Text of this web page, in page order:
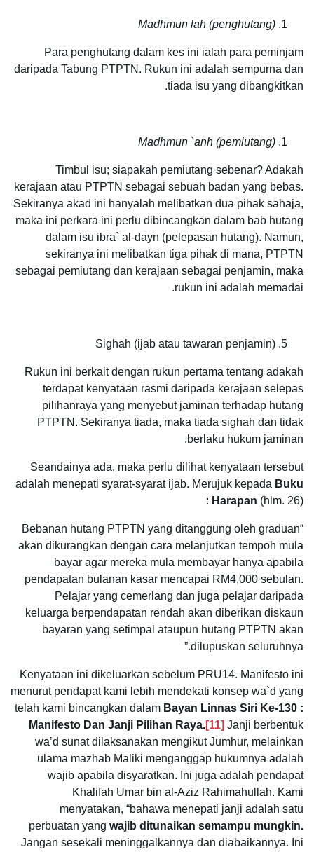
Madhmun lah (penghutang)
Para penghutang dalam kes ini ialah para peminjam
daripada Tabung PTPTN. Rukun ini adalah sempurna dan
tiada isu yang dibangkitkan.
Madhmun `anh (pemiutang)
Timbul isu; siapakah pemiutang sebenar? Adakah
kerajaan atau PTPTN sebagai sebuah badan yang bebas.
Sekiranya akad ini hanyalah melibatkan dua pihak sahaja,
maka ini perkara ini perlu dibincangkan dalam bab hutang
dalam isu ibra` al-dayn (pelepasan hutang). Namun,
sekiranya ini melibatkan tiga pihak di mana, PTPTN
sebagai pemiutang dan kerajaan sebagai penjamin, maka
rukun ini adalah memadai.
Sighah (ijab atau tawaran penjamin)
Rukun ini berkait dengan rukun pertama tentang adakah
terdapat kenyataan rasmi daripada kerajaan selepas
pilihanraya yang menyebut jaminan terhadap hutang
PTPTN. Sekiranya tiada, maka tiada sighah dan tidak
berlaku hukum jaminan.
Seandainya ada, maka perlu dilihat kenyataan tersebut
adalah menepati syarat-syarat ijab. Merujuk kepada Buku
Harapan (hlm. 26) :
“Bebanan hutang PTPTN yang ditanggung oleh graduan
akan dikurangkan dengan cara melanjutkan tempoh mula
bayar agar mereka mula membayar hanya apabila
pendapatan bulanan kasar mencapai RM4,000 sebulan.
Pelajar yang cemerlang dan juga pelajar daripada
keluarga berpendapatan rendah akan diberikan diskaun
bayaran yang setimpal ataupun hutang PTPTN akan
dilupuskan seluruhnya.”
Kenyataan ini dikeluarkan sebelum PRU14. Manifesto ini
menurut pendapat kami lebih mendekati konsep wa`d yang
telah kami bincangkan dalam Bayan Linnas Siri Ke-130 :
Manifesto Dan Janji Pilihan Raya.[11] Janji berbentuk
wa’d sunat dilaksanakan mengikut Jumhur, melainkan
ulama mazhab Maliki menganggap hukumnya adalah
wajib apabila disyaratkan. Ini juga adalah pendapat
Khalifah Umar bin al-Aziz Rahimahullah. Kami
menyatakan, “bahawa menepati janji adalah satu
perbuatan yang wajib ditunaikan semampu mungkin.
Jangan sesekali meninggalkannya dan diabaikannya. Ini